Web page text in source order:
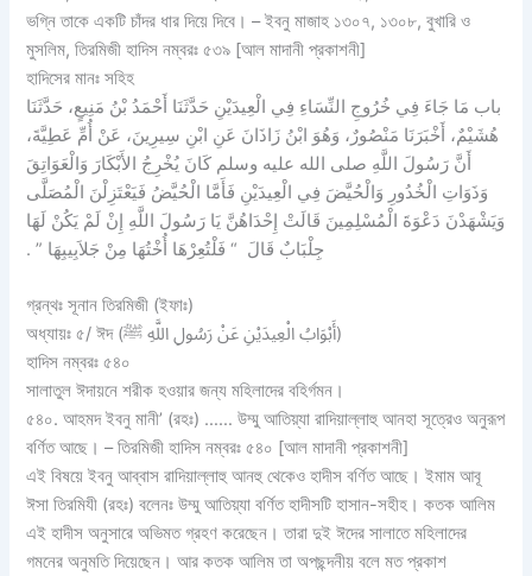
ভগ্নি তাকে একটি চাঁদর ধার দিয়ে দিবে। – ইবনু মাজাহ ১৩০৭, ১৩০৮, বুখারি ও
মুসলিম, তিরমিজী হাদিস নম্বরঃ ৫৩৯ [আল মাদানী প্রকাশনী]
হাদিসের মানঃ সহিহ
باب مَا جَاءَ فِي خُرُوجِ النِّسَاءِ فِي الْعِيدَيْنِ حَدَّثَنَا أَحْمَدُ بْنُ مَنِيعٍ، حَدَّثَنَا
هُشَيْمٌ، أَخْبَرَنَا مَنْصُورٌ، وَهُوَ ابْنُ زَاذَانَ عَنِ ابْنِ سِيرِينَ، عَنْ أُمِّ عَطِيَّةَ،
أَنَّ رَسُولَ اللَّهِ صلى الله عليه وسلم كَانَ يُخْرِجُ الأَبْكَارَ وَالْعَوَاتِقَ
وَذَوَاتِ الْخُدُورِ وَالْحُيَّضَ فِي الْعِيدَيْنِ فَأَمَّا الْحُيَّضُ فَيَعْتَزِلْنَ الْمُصَلَّى
وَيَشْهَدْنَ دَعْوَةَ الْمُسْلِمِينَ قَالَتْ إِحْدَاهُنَّ يَا رَسُولَ اللَّهِ إِنْ لَمْ يَكُنْ لَهَا
جِلْبَابٌ قَالَ ‏ “‏ فَلْتُعِرْهَا أُخْتُهَا مِنْ جَلاَبِيبِهَا ‏”‏ ‏.‏
গ্রন্থঃ সূনান তিরমিজী (ইফাঃ)
অধ্যায়ঃ ৫/ ঈদ (أَبْوَابُ الْعِيدَيْنِ عَنْ رَسُولِ اللَّهِ ﷺ)
হাদিস নম্বরঃ ৫৪০
সালাতুল ঈদায়নে শরীক হওয়ার জন্য মহিলাদের বহির্গমন।
৫৪০. আহমদ ইবনু মানী’ (রহঃ) …… উম্মু আতিয়্যা রাদিয়াল্লাহু আনহা সূত্রেও অনুরূপ
বর্ণিত আছে। – তিরমিজী হাদিস নম্বরঃ ৫৪০ [আল মাদানী প্রকাশনী]
এই বিষয়ে ইবনু আব্বাস রাদিয়াল্লাহু আনহু থেকেও হাদীস বর্ণিত আছে। ইমাম আবূ
ঈসা তিরমিযী (রহঃ) বলেনঃ উম্মু আতিয়্যা বর্ণিত হাদীসটি হাসান-সহীহ। কতক আলিম
এই হাদীস অনুসারে অভিমত গ্রহণ করেছেন। তারা দুই ঈদের সালাতে মহিলাদের
গমনের অনুমতি দিয়েছেন। আর কতক আলিম তা অপছন্দনীয় বলে মত প্রকাশ